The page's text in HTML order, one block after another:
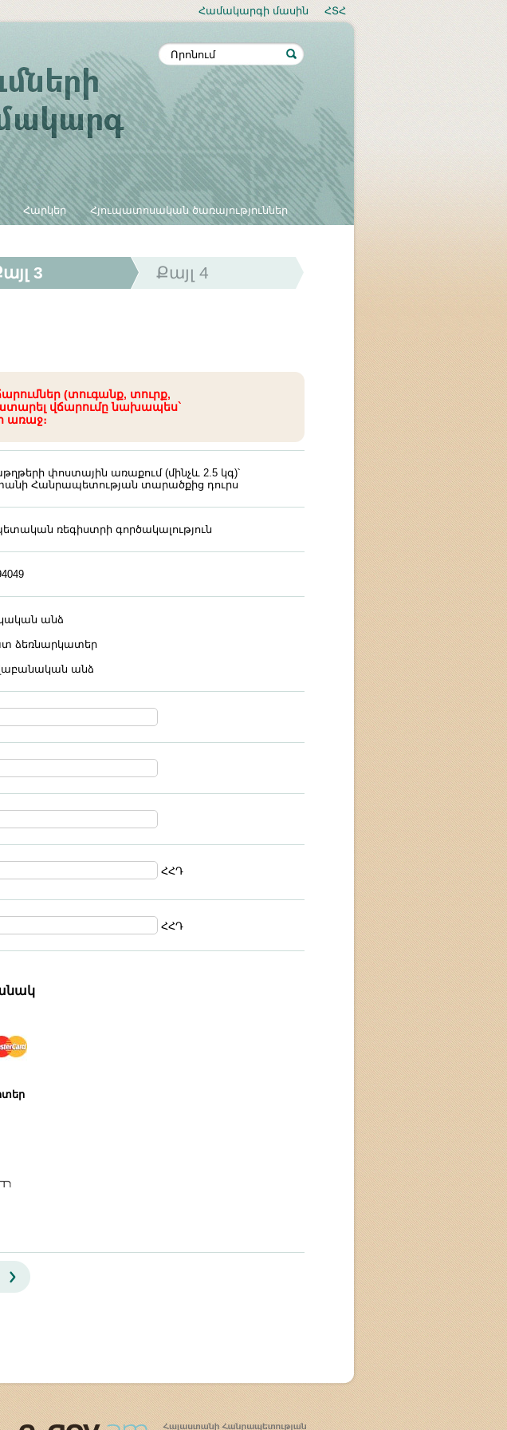
Համակարգի մասին ՀՏՀ
Հարկեր Հյուպատոսական ծառայություններ
3 Քայլ 4
(տուգանք, տուրք,
վճարումը նախապես`
առաջ։
փոստային առաքում (մինչև 2.5 կգ)՝
Հանրապետության տարածքից դուրս
ռեգիստրի գործակալություն
անձ
ձեռնարկատեր
անձ
ՀՀԴ
ՀՀԴ